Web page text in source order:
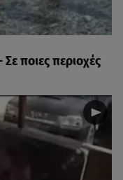
ποιες περιοχές